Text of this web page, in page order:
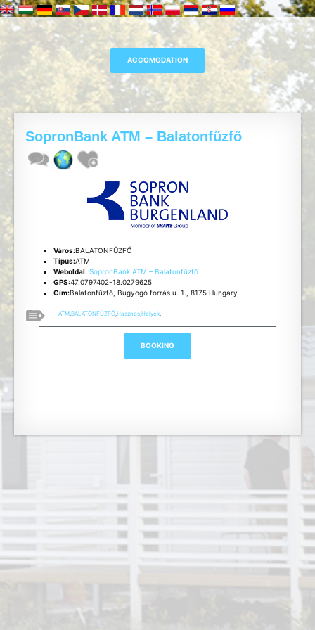
SopronBank ATM – Balatonfűzfő
Város:BALATONFŰZFŐ
Típus:ATM
Weboldal: SopronBank ATM – Balatonfűzfő
GPS:47.0797402-18.0279625
Cím:Balatonfűzfő, Bugyogó forrás u. 1., 8175 Hungary
ATM,BALATONFŰZFŐ,Hasznos,Helyek,